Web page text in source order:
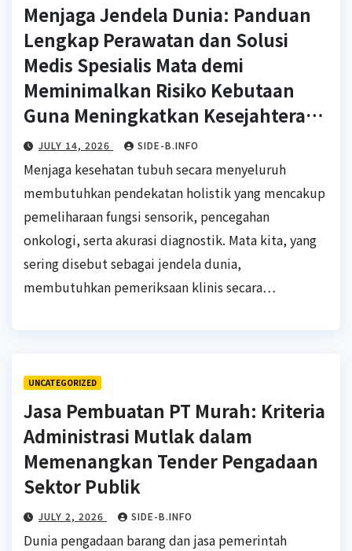
Menjaga Jendela Dunia: Panduan
Lengkap Perawatan dan Solusi
Medis Spesialis Mata demi
Meminimalkan Risiko Kebutaan
Guna Meningkatkan Kesejahteraan
Hidup
JULY 14, 2026 SIDE-B.INFO
Menjaga kesehatan tubuh secara menyeluruh
membutuhkan pendekatan holistik yang mencakup
pemeliharaan fungsi sensorik, pencegahan
onkologi, serta akurasi diagnostik. Mata kita, yang
sering disebut sebagai jendela dunia,
membutuhkan pemeriksaan klinis secara…
UNCATEGORIZED
Jasa Pembuatan PT Murah: Kriteria
Administrasi Mutlak dalam
Memenangkan Tender Pengadaan
Sektor Publik
JULY 2, 2026 SIDE-B.INFO
Dunia pengadaan barang dan jasa pemerintah